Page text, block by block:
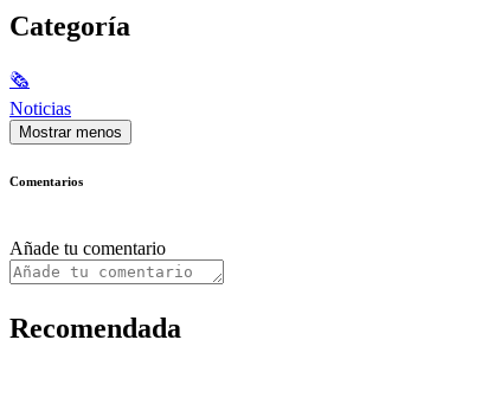
Categoría
🗞
Noticias
Mostrar menos
Comentarios
Añade tu comentario
Recomendada